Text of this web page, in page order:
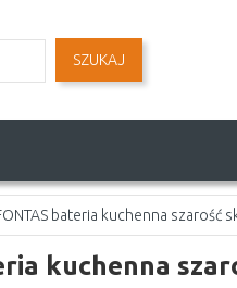
SZUKAJ
bateria kuchenna szarość
kuchenna